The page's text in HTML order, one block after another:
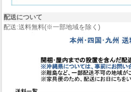
配送について
配送:送料無料(※一部地域を除く)